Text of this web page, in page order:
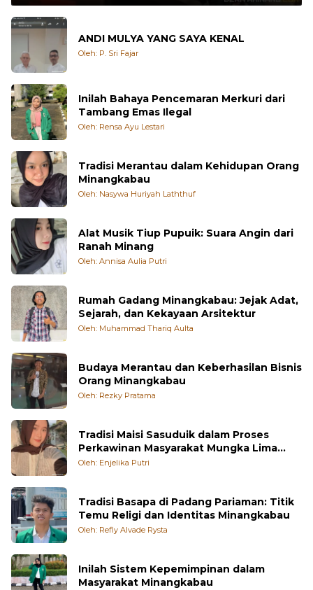
ANDI MULYA YANG SAYA KENAL
Oleh: P. Sri Fajar
Inilah Bahaya Pencemaran Merkuri dari
Tambang Emas Ilegal
Oleh: Rensa Ayu Lestari
Tradisi Merantau dalam Kehidupan Orang
Minangkabau
Oleh: Nasywa Huriyah Laththuf
Alat Musik Tiup Pupuik: Suara Angin dari
Ranah Minang
Oleh: Annisa Aulia Putri
Rumah Gadang Minangkabau: Jejak Adat,
Sejarah, dan Kekayaan Arsitektur
Oleh: Muhammad Thariq Aulta
Budaya Merantau dan Keberhasilan Bisnis
Orang Minangkabau
Oleh: Rezky Pratama
Tradisi Maisi Sasuduik dalam Proses
Perkawinan Masyarakat Mungka Lima
Puluh Kota
Oleh: Enjelika Putri
Tradisi Basapa di Padang Pariaman: Titik
Temu Religi dan Identitas Minangkabau
Oleh: Refly Alvade Rysta
Inilah Sistem Kepemimpinan dalam
Masyarakat Minangkabau